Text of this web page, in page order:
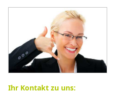
Ihr Kontakt zu uns: